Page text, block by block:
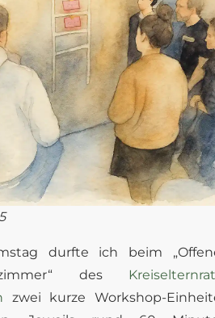
durfte ich beim
des
zwei kurze Workshop-